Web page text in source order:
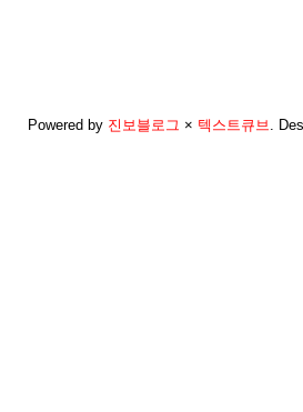
Powered by 진보블로그 × 텍스트큐브